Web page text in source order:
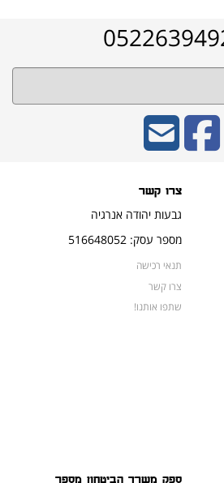
צרו קשר
גבעות יהודה אנרגיה
מספר עסק: 516648052
תנאי רכישה
צרו קשר
שתפו אותנו!
ספק משרד הביטחון מספר